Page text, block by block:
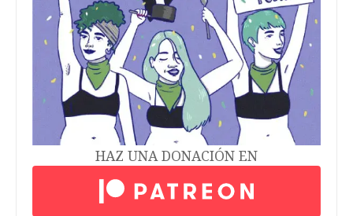
HAZ UNA DONACIÓN EN